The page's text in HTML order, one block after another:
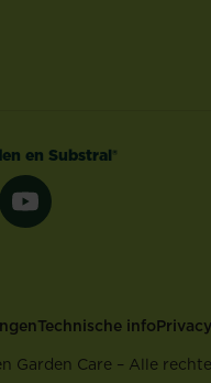
en Substral®
Technische info
Garden Care – Alle